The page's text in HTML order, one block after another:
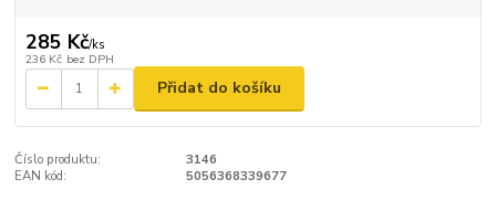
285 Kč/ks
236 Kč bez DPH
Přidat do košíku
Číslo produktu:
3146
EAN kód:
5056368339677